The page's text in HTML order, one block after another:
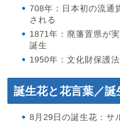
708年：日本初の流通
される
1871年：廃藩置県が
誕生
1950年：文化財保護
誕生花と花言葉／誕
8月29日の誕生花：サ